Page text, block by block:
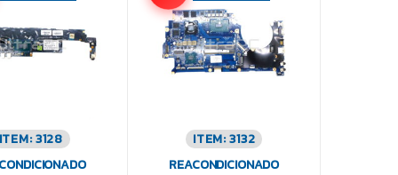
ITEM: 3128
ITEM: 3132
REACONDICIONADO